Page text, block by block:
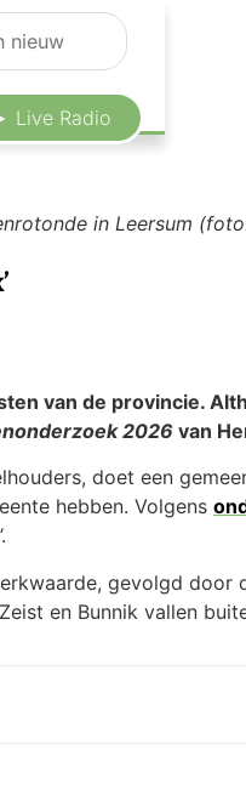
Live Radio
in Leersum
van de provincie.
2026van
doet een
hebben. Volgens
gevolgd
en Bunnik vallen